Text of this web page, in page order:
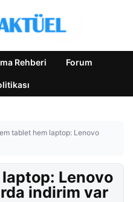
Rehberi Forum
tablet hem laptop: Lenovo
Lenovo
indirim var